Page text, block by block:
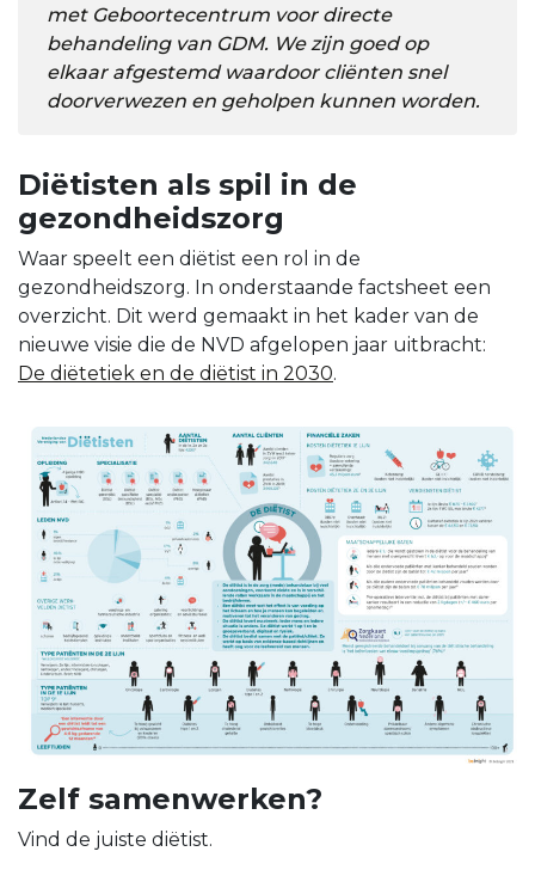
met Geboortecentrum voor directe
behandeling van GDM. We zijn goed op
elkaar afgestemd waardoor cliënten snel
doorverwezen en geholpen kunnen worden.
Diëtisten als spil in de
gezondheidszorg
Waar speelt een diëtist een rol in de
gezondheidszorg. In onderstaande factsheet een
overzicht. Dit werd gemaakt in het kader van de
nieuwe visie die de NVD afgelopen jaar uitbracht:
De diëtetiek en de diëtist in 2030.
Zelf samenwerken?
Vind de juiste diëtist.